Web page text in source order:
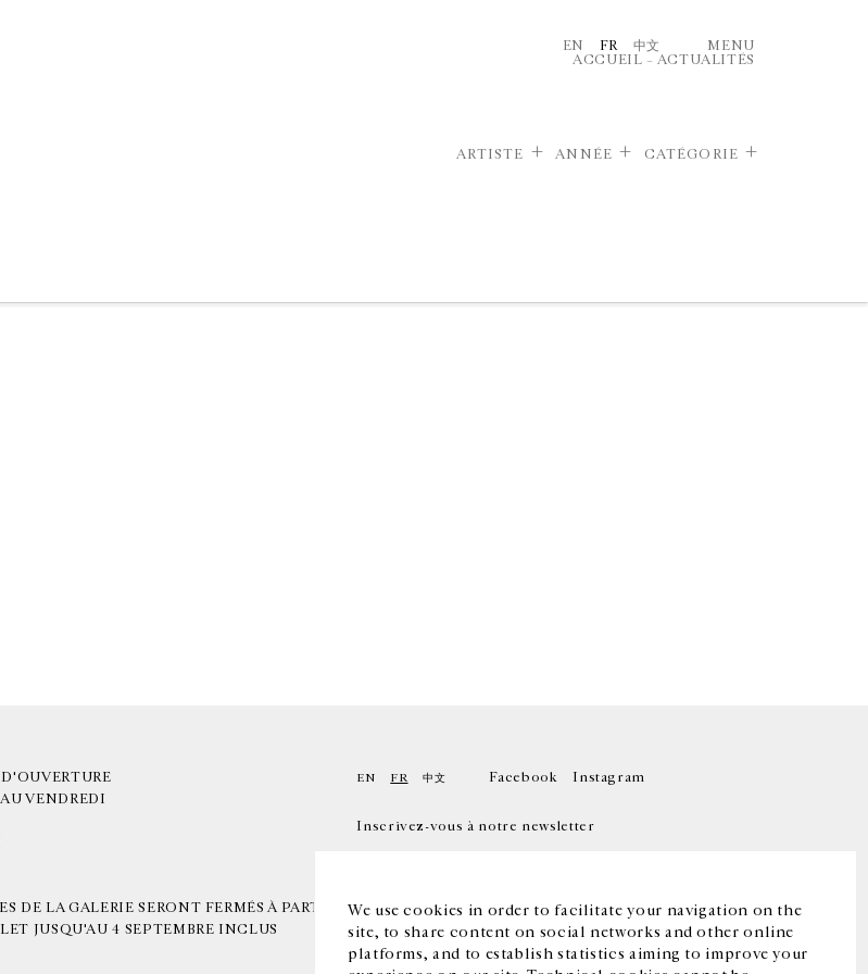
We use cookies in order to facilitate your navigation on the
site, to share content on social networks and other online
platforms, and to establish statistics aiming to improve your
EN FR 中文
MENU
ACCUEIL – ACTUALITÉS
ARTISTE ANNÉE CATÉGORIE
VENDREDI
DE LA GALERIE SERONT FERMÉS À PARTIR
JUSQU'AU 4 SEPTEMBRE INCLUS
EN FR 中文 Facebook Instagram
Inscrivez-vous à notre newsletter